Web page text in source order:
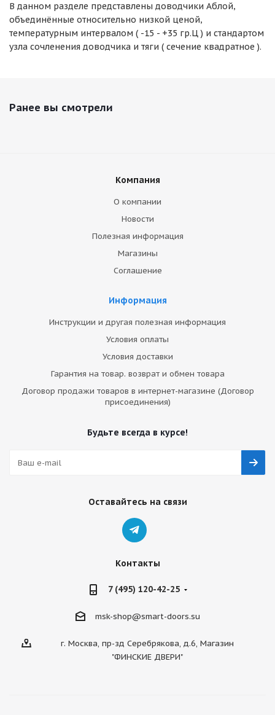
В данном разделе представлены доводчики Аблой,
объединённые относительно низкой ценой,
температурным интервалом ( -15 - +35 гр.Ц ) и стандартом
узла сочленения доводчика и тяги ( сечение квадратное ).
Ранее вы смотрели
Компания
О компании
Новости
Полезная информация
Магазины
Соглашение
Информация
Инструкции и другая полезная информация
Условия оплаты
Условия доставки
Гарантия на товар. возврат и обмен товара
Договор продажи товаров в интернет-магазине (Договор
присоединения)
Будьте всегда в курсе!
Оставайтесь на связи
Контакты
7 (495) 120-42-25
msk-shop@smart-doors.su
г. Москва, пр-зд Серебрякова, д.6, Магазин
"ФИНСКИЕ ДВЕРИ"